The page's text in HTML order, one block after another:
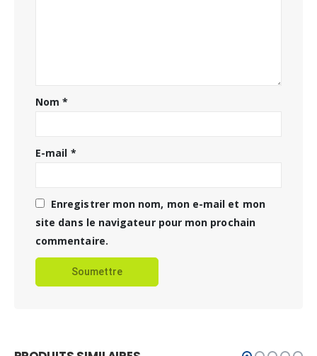
Nom*
E-mail *
Enregistrer mon nom, mon e-mail et mon
site dans le navigateur pour mon prochain
commentaire.